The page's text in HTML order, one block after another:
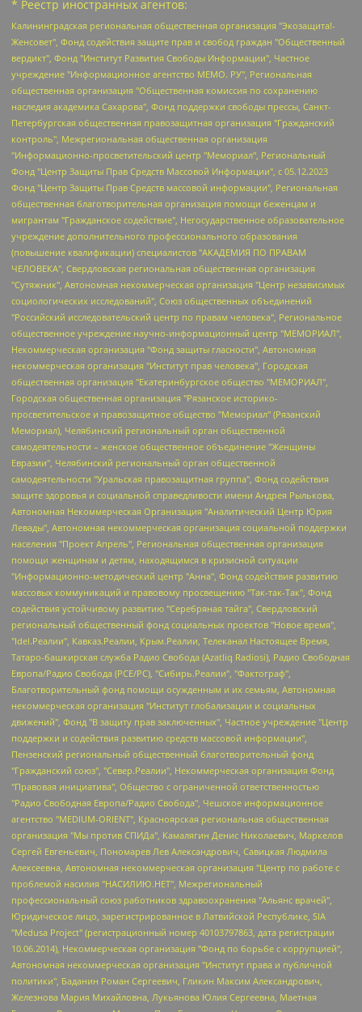
* Реестр иностранных агентов:
Калининградская региональная общественная организация "Экозащита!-Женсовет", Фонд содействия защите прав и свобод граждан "Общественный вердикт", Фонд "Институт Развития Свободы Информации", Частное учреждение "Информационное агентство МЕМО. РУ", Региональная общественная организация "Общественная комиссия по сохранению наследия академика Сахарова", Фонд поддержки свободы прессы, Санкт-Петербургская общественная правозащитная организация "Гражданский контроль", Межрегиональная общественная организация "Информационно-просветительский центр "Мемориал", Региональный Фонд "Центр Защиты Прав Средств Массовой Информации", с 05.12.2023 Фонд "Центр Защиты Прав Средств массовой информации", Региональная общественная благотворительная организация помощи беженцам и мигрантам "Гражданское содействие", Негосударственное образовательное учреждение дополнительного профессионального образования (повышение квалификации) специалистов "АКАДЕМИЯ ПО ПРАВАМ ЧЕЛОВЕКА", Свердловская региональная общественная организация "Сутяжник", Автономная некоммерческая организация "Центр независимых социологических исследований", Союз общественных объединений "Российский исследовательский центр по правам человека", Региональное общественное учреждение научно-информационный центр "МЕМОРИАЛ", Некоммерческая организация "Фонд защиты гласности", Автономная некоммерческая организация "Институт прав человека", Городская общественная организация "Екатеринбургское общество "МЕМОРИАЛ", Городская общественная организация "Рязанское историко-просветительское и правозащитное общество "Мемориал" (Рязанский Мемориал), Челябинский региональный орган общественной самодеятельности – женское общественное объединение "Женщины Евразии", Челябинский региональный орган общественной самодеятельности "Уральская правозащитная группа", Фонд содействия защите здоровья и социальной справедливости имени Андрея Рылькова, Автономная Некоммерческая Организация "Аналитический Центр Юрия Левады", Автономная некоммерческая организация социальной поддержки населения "Проект Апрель", Региональная общественная организация помощи женщинам и детям, находящимся в кризисной ситуации "Информационно-методический центр "Анна", Фонд содействия развитию массовых коммуникаций и правовому просвещению "Так-так-Так", Фонд содействия устойчивому развитию "Серебряная тайга", Свердловский региональный общественный фонд социальных проектов "Новое время", "Idel.Реалии", Кавказ.Реалии, Крым.Реалии, Телеканал Настоящее Время, Татаро-башкирская служба Радио Свобода (Azatliq Radiosi), Радио Свободная Европа/Радио Свобода (PCE/PC), "Сибирь.Реалии", "Фактограф", Благотворительный фонд помощи осужденным и их семьям, Автономная некоммерческая организация "Институт глобализации и социальных движений", Фонд "В защиту прав заключенных", Частное учреждение "Центр поддержки и содействия развитию средств массовой информации", Пензенский региональный общественный благотворительный фонд "Гражданский союз", "Север.Реалии", Некоммерческая организация Фонд "Правовая инициатива", Общество с ограниченной ответственностью "Радио Свободная Европа/Радио Свобода", Чешское информационное агентство "MEDIUM-ORIENT", Красноярская региональная общественная организация "Мы против СПИДа", Камалягин Денис Николаевич, Маркелов Сергей Евгеньевич, Пономарев Лев Александрович, Савицкая Людмила Алексеевна, Автономная некоммерческая организация "Центр по работе с проблемой насилия "НАСИЛИЮ.НЕТ", Межрегиональный профессиональный союз работников здравоохранения "Альянс врачей", Юридическое лицо, зарегистрированное в Латвийской Республике, SIA "Medusa Project" (регистрационный номер 40103797863, дата регистрации 10.06.2014), Некоммерческая организация "Фонд по борьбе с коррупцией", Автономная некоммерческая организация "Институт права и публичной политики", Баданин Роман Сергеевич, Гликин Максим Александрович, Железнова Мария Михайловна, Лукьянова Юлия Сергеевна, Маетная Елизавета Витальевна, Маняхин Петр Борисович, Чуракова Ольга Владимировна, Ярош Юлия Петровна, Юридическое лицо "The Insider SIA", зарегистрированное в Риге, Латвийская Республика (дата регистрации 26.06.2015), являющееся администратором доменного имени интернет-издания "The Insider SIA", https://theins.ru, Постернак Алексей Евгеньевич, Рубин Михаил Аркадьевич, Анин Роман Александрович, Юридическое лицо Istories fonds, зарегистрированное в Латвийской Республике (регистрационный номер 50008295751, дата регистрации 24.02.2020), Великовский Дмитрий Александрович, Долинина Ирина Николаевна, Мароховская Алеся Алексеевна, Шлейнов Роман Юрьевич, Шмагун Олеся Валентиновна, Общество с ограниченной ответственностью "Альтаир 2021", Общество с ограниченной ответственностью "Вега 2021", Общество с ограниченной ответственностью "Главный редактор 2021", Общество с ограниченной ответственностью "Ромашки монолит", Важенков Артем Валерьевич, Ивановская областная общественная организация "Центр гендерных исследований", Гурман Юрий Альбертович, Медиапроект "ОВД-Инфо", Егоров Владимир Владимирович, Жилинский Владимир Александрович, Общество с ограниченной ответственностью "ЗП", Иванова София Юрьевна, Карезина Инна Павловна, Кильтау Екатерина Викторовна, Петров Алексей Викторович, Пискунов Сергей Евгеньевич, Смирнов Сергей Сергеевич, Тихонов Михаил Сергеевич, Общество с ограниченной ответственностью "ЖУРНАЛИСТ-ИНОСТРАННЫЙ АГЕНТ", Арапова Галина Юрьевна, Вольтская Татьяна Анатольевна, Американская компания "Mason G.E.S. Anonymous Foundation" (США), являющаяся владельцем интернет-издания https://mnews.world/, Компания "Stichting Bellingcat", зарегистрированная в Нидерландах (дата регистрации 11.07.2018), Захаров Андрей Вячеславович, Клепиковская Екатерина Дмитриевна, Общество с ограниченной ответственностью "МЕМО", Перл Роман Александрович, Симонов Евгений Алексеевич, Соловьева Елена Анатольевна, Сотников Даниил Владимирович, Сурначева Елизавета Дмитриевна, Автономная некоммерческая организация по защите прав человека и информированию населения "Якутия – Наше Мнение", Общество с ограниченной ответственностью "Москоу диджитал медиа", с 26.01.2023 Общество с ограниченной ответственностью "Чайка Белые сады", Ветошкина Валерия Валерьевна, Заговора Максим Александрович, Межрегиональное общественное движение "Российская ЛГБТ - сеть", Оленичев Максим Владимирович, Павлов Иван Юрьевич, Скворцова Елена Сергеевна, Общество с ограниченной ответственностью "Как бы инагент", Кочетков Игорь Викторович, Общество с ограниченной ответственностью "Честные выборы", Еланчик Олег Александрович, Общество с ограниченной ответственностью "Нобелевский призыв", Гималова Регина Эмилевна, Григорьев Андрей Валерьевич, Григорьева Алина Александровна, Ассоциация по содействию защите прав призывников, альтернативнослужащих и военнослужащих "Правозащитная группа "Гражданин.Армия.Право", Хисамова Регина Фаритовна, Автономная некоммерческая организация по реализации социально-правовых программ "Лилит", Дальневосточное общественное движение "Маяк", Санкт-Петербургская ЛГБТ-инициативная группа "Выход", Инициативная группа ЛГБТ+ "Реверс", Алексеев Андрей Викторович, Бекбулатова Таисия Львовна, Беляев Иван Михайлович, Владыкина Елена Сергеевна, Гельман Марат Александрович, Никульшина Вероника Юрьевна, Толоконникова Надежда Андреевна, Шендерович Виктор Анатольевич, Общество с ограниченной ответственностью "Данное сообщение", Общество с ограниченной ответственностью Издательский дом "Новая глава", Айнбиндер Александра Александровна, Московский комьюнити-центр для ЛГБТ+инициатив, Благотворительный фонд развития филантропии, Deutsche Welle (Германия, Kurt-Schumacher-Strasse 3, 53113 Bonn), Борзунова Мария Михайловна, Воробьев Виктор Викторович, Голубева Анна Львовна, Константинова Алла Михайловна, Малкова Ирина Владимировна, Мурадов Мурад Абдулгалимович, Осетинская Елизавета Николаевна, Понасенков Евгений Николаевич, Ганапольский Матвей Юрьевич, Киселев Евгений Алексеевич, Борухович Ирина Григорьевна, Дремин Иван Тимофеевич, Дубровский Дмитрий Викторович, Красноярская региональная общественная организация поддержки и развития альтернативных образовательных технологий и межкультурных коммуникаций "ИНТЕРРА", Маяковская Екатерина Алексеевна, Фейгин Марк Захарович, Филимонов Андрей Викторович, Дзугкоева Регина Николаевна, Доброхотов Роман Александрович, Дудь Юрий Александрович, Елкин Сергей Владимирович, Кругликов Кирилл Игоревич, Сабунаева Мария Леонидовна, Семенов Алексей Владимирович, Шаинян Карен Багратович, Шульман Екатерина Михайловна, Асафьев Артур Валерьевич, Вахштайн Виктор Семенович, Венедиктов Алексей Алексеевич, Лушникова Екатерина Евгеньевна, Волков Леонид Михайлович, Невзоров Александр Глебович, Пархоменко Сергей Борисович, Сироткин Ярослав Николаевич, Кара-Мурза Владимир Владимирович, Баранова Наталья Владимировна, Гозман Леонид Яковлевич, Кагарлицкий Борис Юльевич, Климарев Михаил Валерьевич, Милов Владимир Станиславович, Автономная некоммерческая организация Краснодарский центр современного искусства "Типография", Моргенштерн Алишер Тагирович, Соболь Любовь Эдуардовна, Общество с ограниченной ответственностью "ЛИЗА НОРМ", Каспаров Гарри Кимович, Ходорковский Михаил Борисович, Общество с ограниченной ответственностью "Апрельские тезисы", Данилович Ирина Брониславовна, Кашин Олег Владимирович, Петров Николай Владимирович, Пивоваров Алексей Владимирович, Соколов Михаил Владимирович, Цветкова Юлия Владимировна, Чичваркин Евгений Александрович, Комитет против пыток/Команда против пыток, Общество с ограниченной ответственностью "Первый научный", Общество с ограниченной ответственностью "Вертолет и ко", Белоцерковская Вероника Борисовна, Кац Максим Евгеньевич, Лазарева Татьяна Юрьевна, Шаведдинов Руслан Табризович, Яшин Илья Валерьевич, Общество с ограниченной ответственностью "Иноагент ААВ", Алешковский Дмитрий Петрович, Альбац Евгения Марковна, Быков Дмитрий Львович, Галямина Юлия Евгеньевна, Лойко Сергей Леонидович, Мартынов Кирилл Константинович, Медведев Сергей Александрович, Крашенинников Федор Геннадиевич, Гордеева Катерина Вл